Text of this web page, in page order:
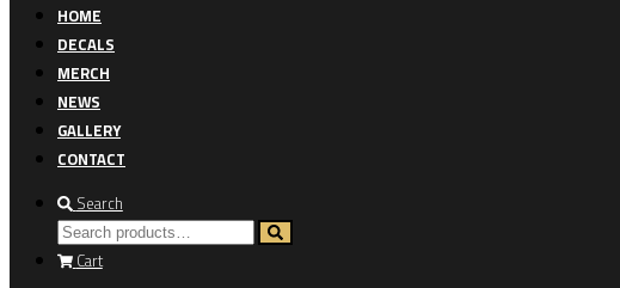
HOME
DECALS
MERCH
NEWS
GALLERY
CONTACT
Search
Cart